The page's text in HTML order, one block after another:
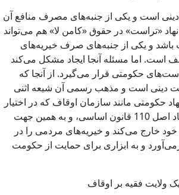
است و یکی از جنبه‌های مصرف منافع آن
«تراست» در حقوق «کامن لا» هم می‌تواند
و یکی از جنبه‌های صرف خیریه‌های
است. اما مسئله آنجا ایجاد مشکل می‌کند
حکومتی قرار می‌گیرد. از آنجا که
دینی است و مذهب رسمی آن شیعه اثنی
حکومتی مانند سازمان اوقاف که در اختیار
ولی فقیه است،به استناد اصل 110 قانون اساسی، و به همین جهت
خارج می‌کند و خیریه‌های مردمی را در
و به ابزاری برای حمایت از حکومت
ولایت فقیه بر اوقاف